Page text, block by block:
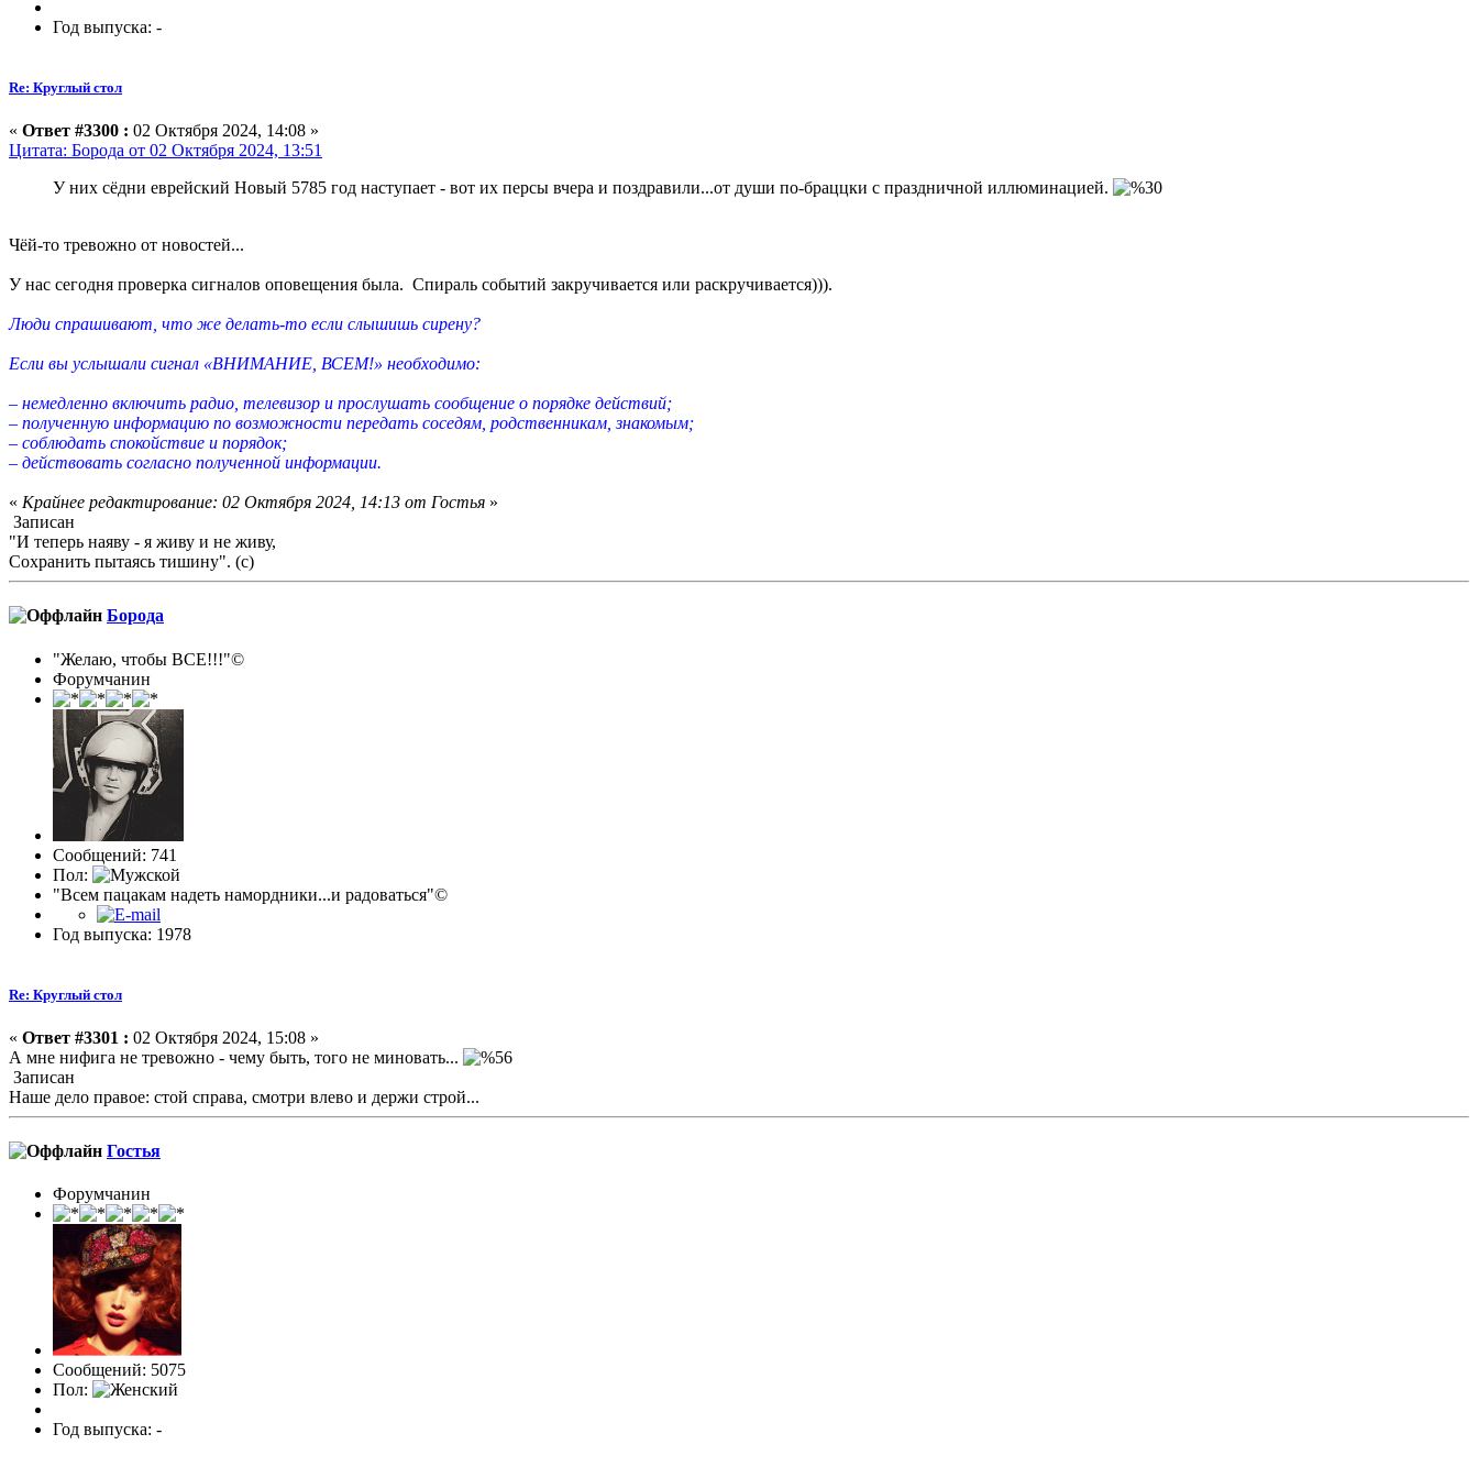
Год выпуска: -
Re: Круглый стол
« Ответ #3300 : 02 Октября 2024, 14:08 »
Цитата: Борода от 02 Октября 2024, 13:51
У них сёдни еврейский Новый 5785 год наступает - вот их персы вчера и поздравили...от души по-браццки с праздничной иллюминацией.
Чёй-то тревожно от новостей...
У нас сегодня проверка сигналов оповещения была. Спираль событий закручивается или раскручивается))).
Люди спрашивают, что же делать-то если слышишь сирену?
Если вы услышали сигнал «ВНИМАНИЕ, ВСЕМ!» необходимо:
– немедленно включить радио, телевизор и прослушать сообщение о порядке действий;
– полученную информацию по возможности передать соседям, родственникам, знакомым;
– соблюдать спокойствие и порядок;
– действовать согласно полученной информации.
« Крайнее редактирование: 02 Октября 2024, 14:13 от Гостья »
Записан
"И теперь наяву - я живу и не живу,
Сохранить пытаясь тишину". (с)
Борода
"Желаю, чтобы ВСЕ!!!"©
Форумчанин
Сообщений: 741
Пол:
"Всем пацакам надеть намордники...и радоваться"©
Год выпуска: 1978
Re: Круглый стол
« Ответ #3301 : 02 Октября 2024, 15:08 »
А мне нифига не тревожно - чему быть, того не миновать...
Записан
Наше дело правое: стой справа, смотри влево и держи строй...
Гостья
Форумчанин
Сообщений: 5075
Пол:
Год выпуска: -